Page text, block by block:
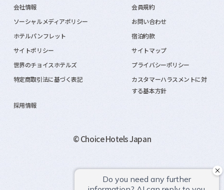
会社情報
会員規約
ソーシャルメディアポリシー
お問い合わせ
ホテルパンフレット
宿泊約款
サイトポリシー
サイトマップ
世界のチョイスホテルズ
プライバシーポリシー
特定商取引法に基づく表記
カスタマーハラスメントに対
する基本方針
採用情報
© Choice Hotels Japan